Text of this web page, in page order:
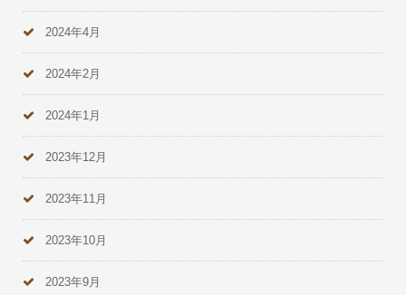
2024年4月
2024年2月
2024年1月
2023年12月
2023年11月
2023年10月
2023年9月